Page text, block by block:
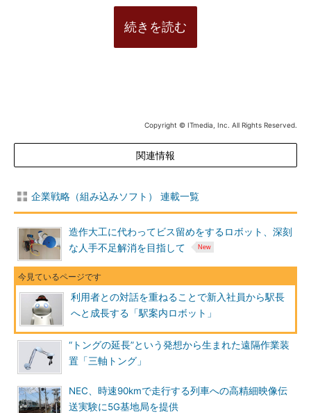
続きを読む
Copyright © ITmedia, Inc. All Rights Reserved.
関連情報
企業戦略（組み込みソフト） 連載一覧
造作大工に代わってビス留めをするロボット、深刻
な人手不足解消を目指して
利用者との対話を重ねることで新入社員から駅長
へと成長する「駅案内ロボット」
“トングの延長”という発想から生まれた遠隔作業装
置「三軸トング」
NEC、時速90kmで走行する列車への高精細映像伝
送実験に5G基地局を提供